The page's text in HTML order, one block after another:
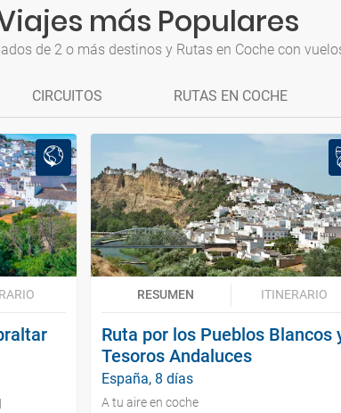
más Populares
de 2 o más destinos y Rutas en Coche con
CIRCUITOS RUTAS EN COCHE
RESUMEN ITINERARIO
Ruta por los Pueblos Blancos
Tesoros Andaluces
España, 8 días
A tu aire en coche